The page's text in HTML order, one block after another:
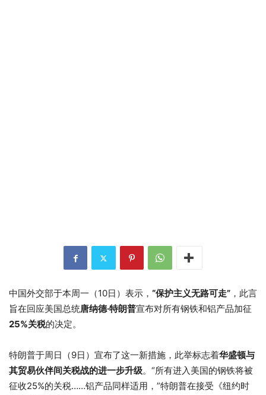
中国外交部于本周一（10日）表示， “保护主义无路可走” ，此言
旨在回应美国总统唐纳德·特朗普宣布对所有钢铁和铝产品加征
25%关税的决定。
特朗普于周日（9日）宣布了这一新措施，此举标志着华盛顿与
其贸易伙伴间关税战的进一步升级。“所有进入美国的钢铁将被
征收25%的关税……铝产品同样适用，”特朗普在接受《纽约时